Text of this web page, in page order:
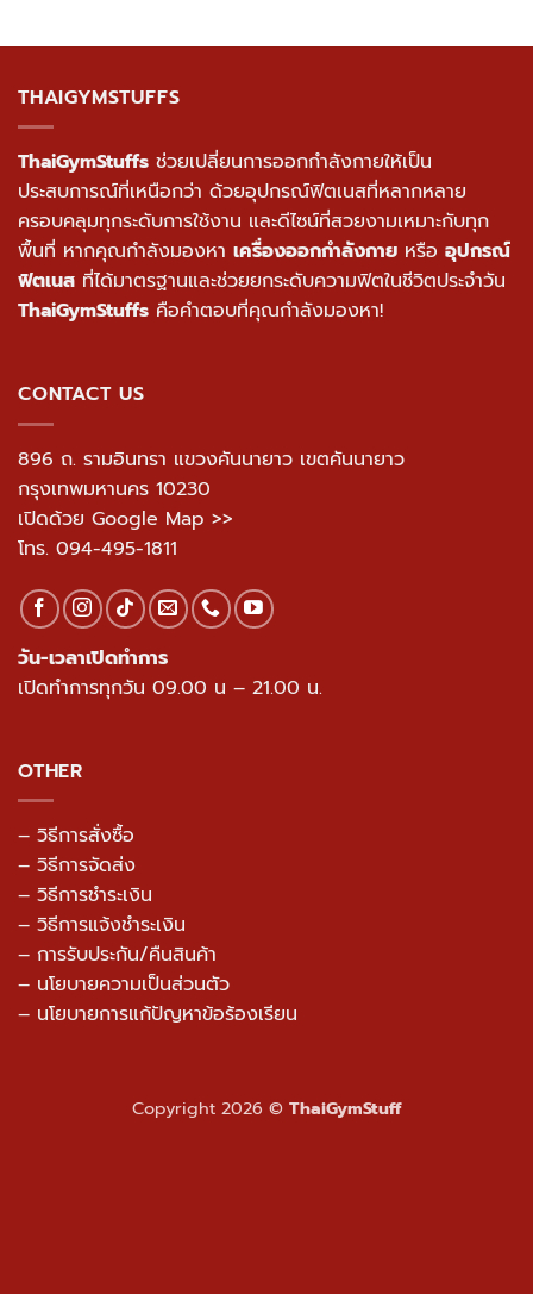
THAIGYMSTUFFS
ThaiGymStuffs ช่วยเปลี่ยนการออกกำลังกายให้เป็น
ประสบการณ์ที่เหนือกว่า ด้วยอุปกรณ์ฟิตเนสที่หลากหลาย
ครอบคลุมทุกระดับการใช้งาน และดีไซน์ที่สวยงามเหมาะกับทุก
พื้นที่ หากคุณกำลังมองหา เครื่องออกกำลังกาย หรือ อุปกรณ์
ฟิตเนส ที่ได้มาตรฐานและช่วยยกระดับความฟิตในชีวิตประจำวัน
ThaiGymStuffs คือคำตอบที่คุณกำลังมองหา!
CONTACT US
896 ถ. รามอินทรา แขวงคันนายาว เขตคันนายาว
กรุงเทพมหานคร 10230
เปิดด้วย Google Map >>
โทร. 094-495-1811
วัน-เวลาเปิดทำการ
เปิดทำการทุกวัน 09.00 น – 21.00 น.
OTHER
– วิธีการสั่งซื้อ
– วิธีการจัดส่ง
– วิธีการชำระเงิน
– วิธีการแจ้งชำระเงิน
– การรับประกัน/คืนสินค้า
– นโยบายความเป็นส่วนตัว
– นโยบายการแก้ปัญหาข้อร้องเรียน
Copyright 2026 © ThaiGymStuff